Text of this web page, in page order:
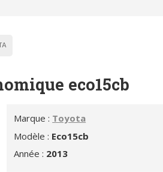
eco15cb
Marque : Toyota
Modèle : Eco15cb
Année : 2013